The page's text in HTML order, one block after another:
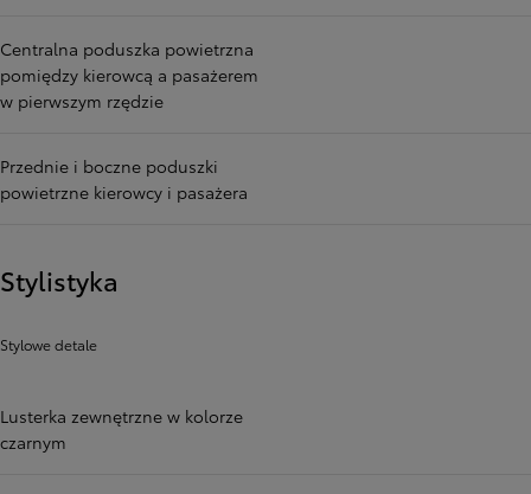
Centralna poduszka powietrzna
pomiędzy kierowcą a pasażerem
w pierwszym rzędzie
Przednie i boczne poduszki
powietrzne kierowcy i pasażera
Stylistyka
Stylowe detale
Lusterka zewnętrzne w kolorze
czarnym